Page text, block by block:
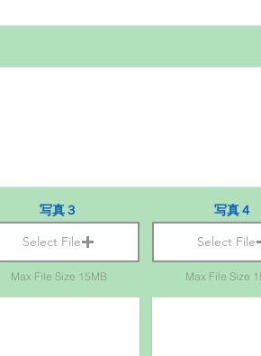
写真３
Select File
Max File Size 15MB
写真４
Select File
Max File Size